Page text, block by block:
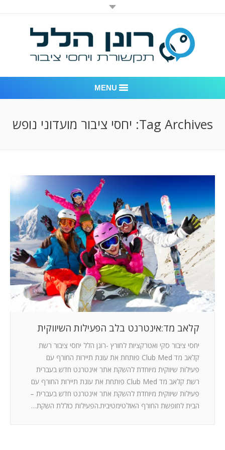
MENU
לקוחות – משרד יחסי ציבור רונן הלל
חדר חדשות
המלצות
ניהול מוניטין
צור קשר
Tag Archives: יחסי ציבור מועדוני נופש
קלאב מד:אינטרנט בלב הפעילות השיווקית
יחסי ציבור סקי ואטרקציות לחורץ -רונן הלל יחסי ציבור רשת
קלאב מד Club Med פותחת את עונת תיירות החורף עם
פעילות שיווקית מיוחדת להשקת אתר אינטרנט חדש בעברית
רשת קלאב מד Club Med פותחת את עונת תיירות החורף עם
פעילות שיווקית מיוחדת להשקת אתר אינטרנט חדש בעברית –
הבית לחופשת החורף האולטימטיבית.הפעילות כוללת השקת…